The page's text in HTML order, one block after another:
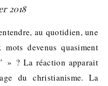
2018
devenus quasiment
» ? La réaction apparait
du christianisme. La